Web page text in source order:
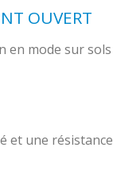
OUVERT
en mode sur sols
et une résistance